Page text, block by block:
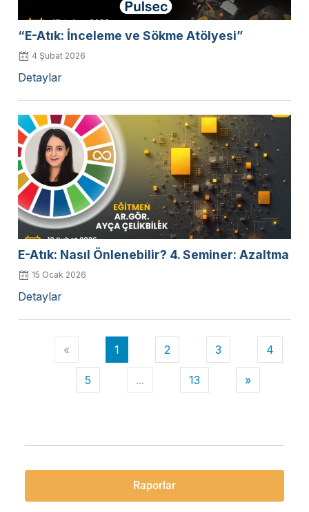
“E-Atık: İnceleme ve Sökme Atölyesi”
4 Şubat 2026
Detaylar
E-Atık: Nasıl Önlenebilir? 4. Seminer: Azaltma
15 Ocak 2026
Detaylar
« 1 2 3 4
5 ... 13 »
Raporlar